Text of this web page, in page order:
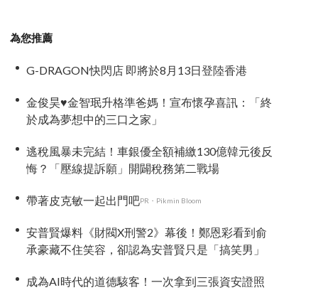
為您推薦
G-DRAGON快閃店 即將於8月13日登陸香港
金俊昊♥金智珉升格準爸媽！宣布懷孕喜訊：「終
於成為夢想中的三口之家」
逃稅風暴未完結！車銀優全額補繳130億韓元後反
悔？「壓線提訴願」開闢稅務第二戰場
帶著皮克敏一起出門吧PR・Pikmin Bloom
安普賢爆料《財閥X刑警2》幕後！鄭恩彩看到俞
承豪藏不住笑容，卻認為安普賢只是「搞笑男」
成為AI時代的道德駭客！一次拿到三張資安證照